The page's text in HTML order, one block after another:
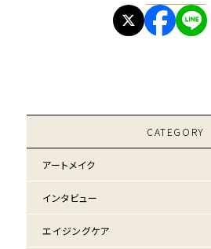
CATEGORY
アートメイク
インタビュー
エイジングケア